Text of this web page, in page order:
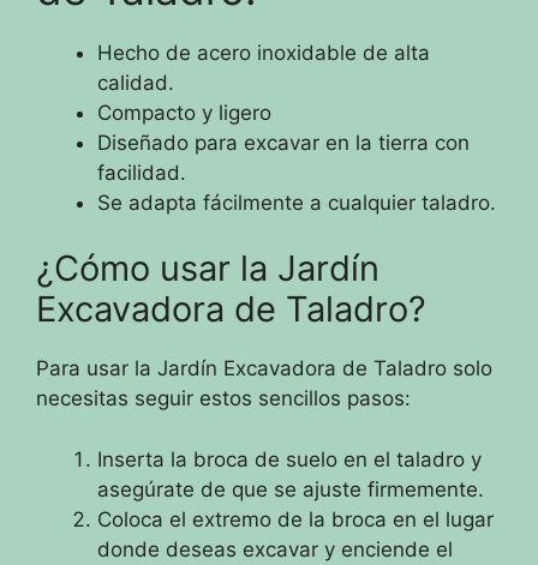
Hecho de acero inoxidable de alta
calidad.
Compacto y ligero
Diseñado para excavar en la tierra con
facilidad.
Se adapta fácilmente a cualquier taladro.
¿Cómo usar la Jardín
Excavadora de Taladro?
Para usar la Jardín Excavadora de Taladro solo
necesitas seguir estos sencillos pasos:
Inserta la broca de suelo en el taladro y
asegúrate de que se ajuste firmemente.
Coloca el extremo de la broca en el lugar
donde deseas excavar y enciende el